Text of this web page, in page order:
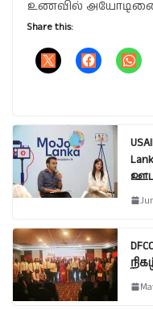
உணவில் அயோடினை
Share this: